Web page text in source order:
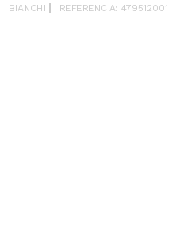
BIANCHI REFERENCIA:479512001